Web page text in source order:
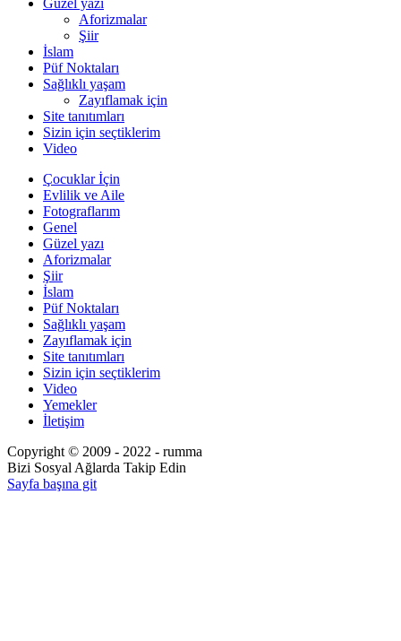
Aforizmalar
Şiir
İslam
Püf Noktaları
Sağlıklı yaşam
Zayıflamak için
Site tanıtımları
Sizin için seçtiklerim
Video
Çocuklar İçin
Evlilik ve Aile
Fotograflarım
Genel
Güzel yazı
Aforizmalar
Şiir
İslam
Püf Noktaları
Sağlıklı yaşam
Zayıflamak için
Site tanıtımları
Sizin için seçtiklerim
Video
Yemekler
İletişim
Copyright © 2009 - 2022 - rumma
Bizi Sosyal Ağlarda Takip Edin
Sayfa başına git